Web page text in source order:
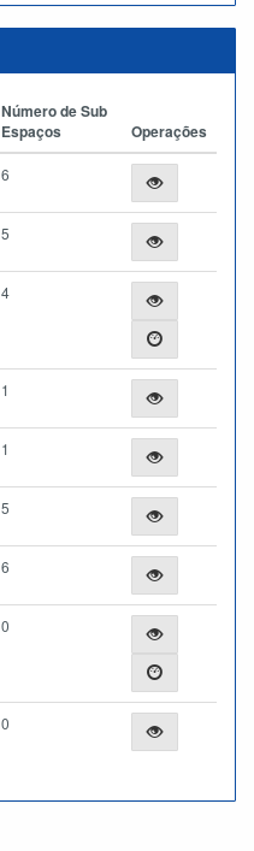
Número de Sub
Espaços
Operações
6
5
4
1
1
5
6
0
0